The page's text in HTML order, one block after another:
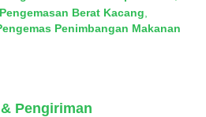
Berat Kacang
Penimbangan Makanan
Pengiriman